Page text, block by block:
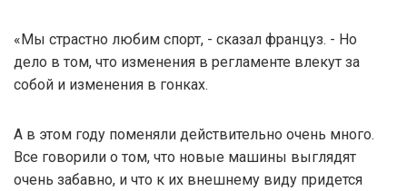
«Мы страстно любим спорт, - сказал француз. - Но
дело в том, что изменения в регламенте влекут за
собой и изменения в гонках.
А в этом году поменяли действительно очень много.
Все говорили о том, что новые машины выглядят
очень забавно, и что к их внешнему виду придется